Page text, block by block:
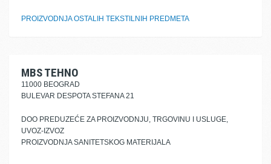
PROIZVODNJA OSTALIH TEKSTILNIH PREDMETA
MBS TEHNO
11000 BEOGRAD
BULEVAR DESPOTA STEFANA 21
DOO PREDUZEĆE ZA PROIZVODNJU, TRGOVINU I USLUGE,
UVOZ-IZVOZ
PROIZVODNJA SANITETSKOG MATERIJALA